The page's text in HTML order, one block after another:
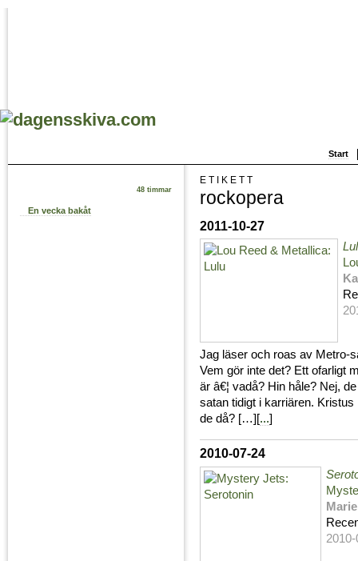
Start
48 timmar
En vecka bakåt
ETIKETT
rockopera
2011-10-27
Jag läser och roas av Metro-
Vem gör inte det? Ett ofarligt
är â€¦ vadå? Hin håle? Nej,
satan tidigt i karriären.
de då? […][...]
2010-07-24